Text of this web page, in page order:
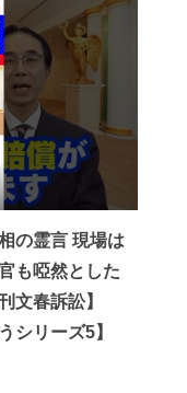
の霊言 現場は
も啞然とした
文春訴訟】
シリーズ5】